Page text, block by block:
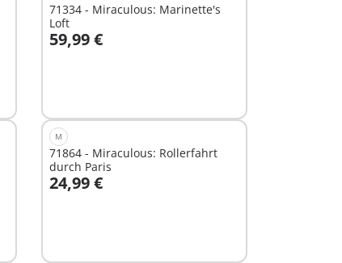
71334 - Miraculous: Marinette's
Loft
59,99 €
In den Warenkorb
M
71864 - Miraculous: Rollerfahrt
durch Paris
24,99 €
In den Warenkorb